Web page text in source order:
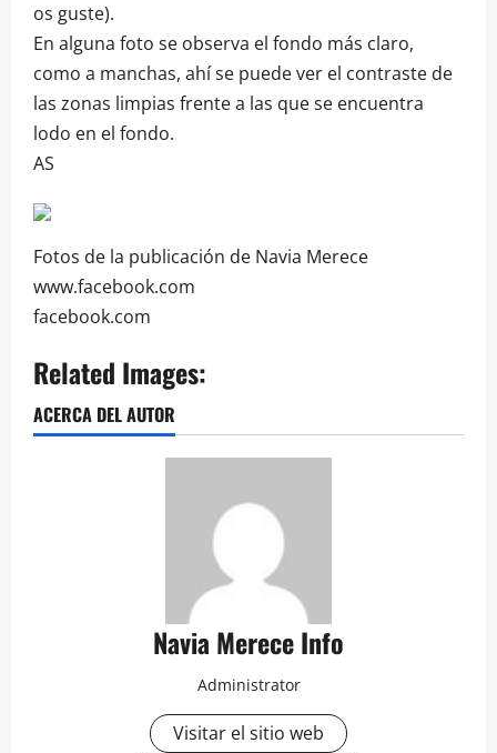
os guste).
En alguna foto se observa el fondo más claro,
como a manchas, ahí se puede ver el contraste de
las zonas limpias frente a las que se encuentra
lodo en el fondo.
AS
Fotos de la publicación de Navia Merece
www.facebook.com
facebook.com
Related Images:
ACERCA DEL AUTOR
Navia Merece Info
Administrator
Visitar el sitio web